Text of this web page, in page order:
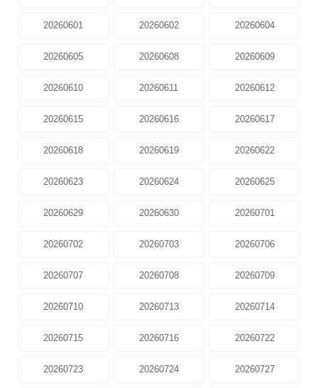
20260601 20260602 20260604
20260605 20260608 20260609
20260610 20260611 20260612
20260615 20260616 20260617
20260618 20260619 20260622
20260623 20260624 20260625
20260629 20260630 20260701
20260702 20260703 20260706
20260707 20260708 20260709
20260710 20260713 20260714
20260715 20260716 20260722
20260723 20260724 20260727